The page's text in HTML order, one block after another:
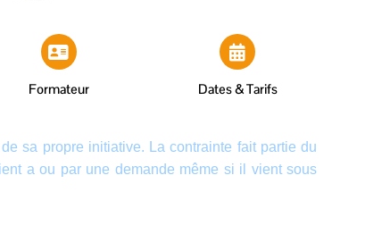
Formateur Dates & Tarifs
sa propre initiative. La contrainte fait partie du
a ou par une demande même si il vient sous